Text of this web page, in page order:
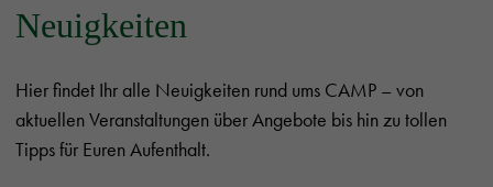
Neuigkeiten
Hier findet Ihr alle Neuigkeiten rund ums CAMP – von
aktuellen Veranstaltungen über Angebote bis hin zu tollen
Tipps für Euren Aufenthalt.